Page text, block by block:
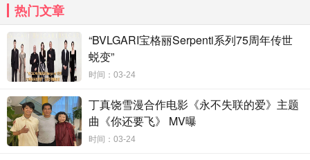
陈钰琪因多个古装角色备受观众喜爱，这一次，褪去华服，
深入谍海，观众对于她将要饰演的女性谍战工作者也备感期
待。因竞演综艺热度持续走高的演员高瀚宇，将在剧中饰演
谢冬天一角，挑战杀伐果断的野心特工。而塑造了多个深入
人心角色的演员陈小纭，将反差出演假小子情报员吴若男。
《薄冰》启用了众多高颜值的青年演员塑造人设各异的
谍战工作者，彭冠英、陈钰琪、高瀚宇和陈小纭等多位年轻
实力派演员的加盟，无疑为厚重严肃的谍战剧注入了许多青
热门文章
“BVLGARI宝格丽Serpenti系列75周年传世
蜕变”
时间：03-24
丁真饶雪漫合作电影《永不失联的爱》主题
曲《你还要飞》 MV曝
时间：03-24